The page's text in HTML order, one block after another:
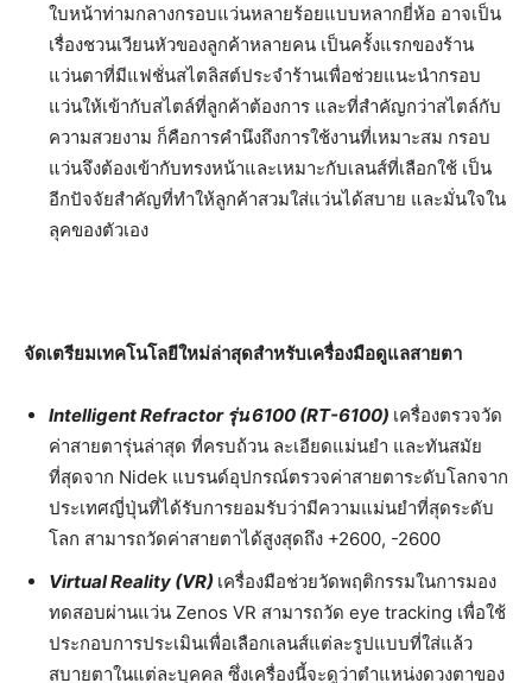
ใบหน้าท่ามกลางกรอบแว่นหลายร้อยแบบหลากยี่ห้อ อาจเป็น
เรื่องชวนเวียนหัวของลูกค้าหลายคน เป็นครั้งแรกของร้าน
แว่นตาที่มีแฟชั่นสไตลิสต์ประจำร้านเพื่อช่วยแนะนำกรอบ
แว่นให้เข้ากับสไตล์ที่ลูกค้าต้องการ และที่สำคัญกว่าสไตล์กับ
ความสวยงาม ก็คือการคำนึงถึงการใช้งานที่เหมาะสม กรอบ
แว่นจึงต้องเข้ากับทรงหน้าและเหมาะกับเลนส์ที่เลือกใช้ เป็น
อีกปัจจัยสำคัญที่ทำให้ลูกค้าสวมใส่แว่นได้สบาย และมั่นใจใน
ลุคของตัวเอง
จัดเตรียมเทคโนโลยีใหม่ล่าสุดสำหรับเครื่องมือดูแลสายตา
Intelligent Refractor รุ่น 6100 (RT-6100) เครื่องตรวจวัด
ค่าสายตารุ่นล่าสุด ที่ครบถ้วน ละเอียดแม่นยำ และทันสมัย
ที่สุดจาก Nidek แบรนด์อุปกรณ์ตรวจค่าสายตาระดับโลกจาก
ประเทศญี่ปุ่นที่ได้รับการยอมรับว่ามีความแม่นยำที่สุดระดับ
โลก สามารถวัดค่าสายตาได้สูงสุดถึง +2600, -2600
Virtual Reality (VR) เครื่องมือช่วยวัดพฤติกรรมในการมอง
ทดสอบผ่านแว่น Zenos VR สามารถวัด eye tracking เพื่อใช้
ประกอบการประเมินเพื่อเลือกเลนส์แต่ละรูปแบบที่ใส่แล้ว
สบายตาในแต่ละบุคคล ซึ่งเครื่องนี้จะดูว่าตำแหน่งดวงตาของ